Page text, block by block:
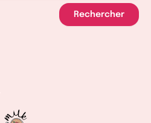
Rechercher